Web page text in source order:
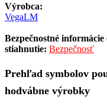
Výrobca:
VegaLM
Bezpečnostné
stiahnutie: Bezpečnosť
Prehľad symbolov
hodvábne výrobky